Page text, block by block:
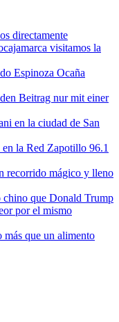
directamente
visitamos la
Espinoza Ocaña
Beitrag nur mit einer
en la ciudad de San
la Red Zapotillo 96.1
recorrido mágico y lleno
chino que Donald Trump
por el mismo
que un alimento